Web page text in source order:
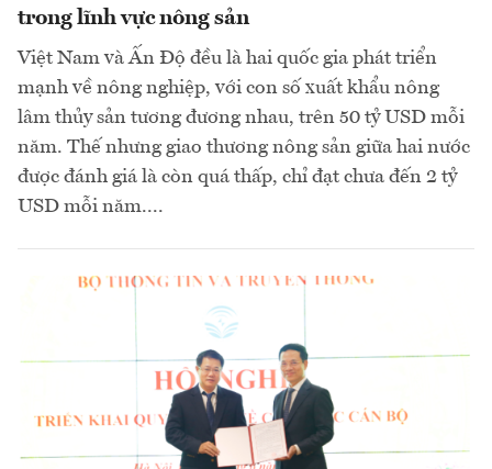
trong lĩnh vực nông sản
Việt Nam và Ấn Độ đều là hai quốc gia phát triển
mạnh về nông nghiệp, với con số xuất khẩu nông
lâm thủy sản tương đương nhau, trên 50 tỷ USD mỗi
năm. Thế nhưng giao thương nông sản giữa hai nước
được đánh giá là còn quá thấp, chỉ đạt chưa đến 2 tỷ
USD mỗi năm....